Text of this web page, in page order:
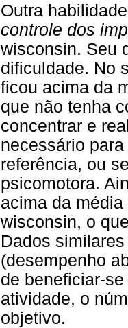
Outra
controle dos
wisconsin. Seu
dificuldade. No
ficou acima da
que não tenha
concentrar e
necessário
referência, ou
psicomotora.
acima da
wisconsin, o
Dados
(desempenho
de beneficiar-
atividade, o
objetivo.